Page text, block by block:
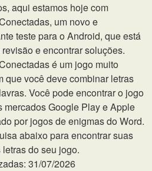
aqui estamos hoje com
um novo e
teste para o Android, que está
e encontrar soluções.
é um jogo muito
que você deve combinar letras
Você pode encontrar o jogo
mercados Google Play e Apple
por jogos de enigmas do Word.
abaixo para encontrar suas
do seu jogo.
31/07/2026